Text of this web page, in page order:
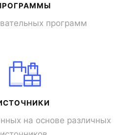
программ
на основе различных